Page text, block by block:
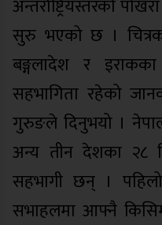
अन्तर्राष्ट्रियस्तरको
सुरु भएको छ ।
बङ्गलादेश र
सहभागिता रहेको
गुरुङले दिनुभयो ।
अन्य तीन देशका २८
सहभागी छन् । पहिलो
सभाहलमा आफ्नै